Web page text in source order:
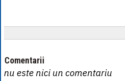
Comentarii
nu este nici un comentariu